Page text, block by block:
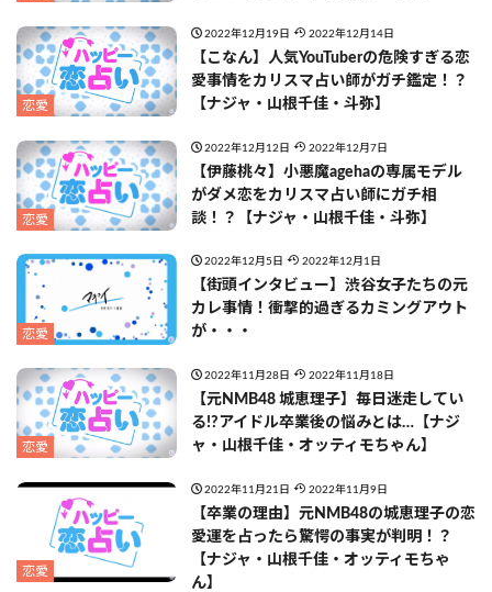
恋愛
2022年12月19日 2022年12月14日
【こなん】人気YouTuberの危険すぎる恋
愛事情をカリスマ占い師がガチ鑑定！？
【ナジャ・山根千佳・斗弥】
恋愛
2022年12月12日 2022年12月7日
【伊藤桃々】小悪魔agehaの専属モデル
がダメ恋をカリスマ占い師にガチ相
談！？【ナジャ・山根千佳・斗弥】
恋愛
2022年12月5日 2022年12月1日
【街頭インタビュー】渋谷女子たちの元
カレ事情！衝撃的過ぎるカミングアウト
が・・・
恋愛
2022年11月28日 2022年11月18日
【元NMB48 城恵理子】毎日迷走してい
る!?アイドル卒業後の悩みとは…【ナジ
ャ・山根千佳・オッティモちゃん】
恋愛
2022年11月21日 2022年11月9日
【卒業の理由】元NMB48の城恵理子の恋
愛運を占ったら驚愕の事実が判明！？
【ナジャ・山根千佳・オッティモちゃ
ん】